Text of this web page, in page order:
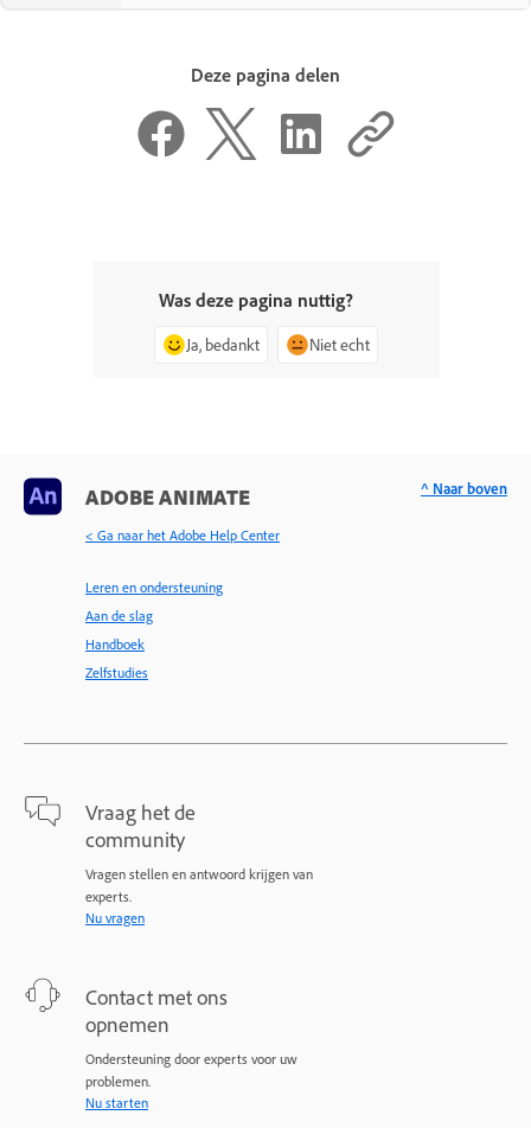
Deze pagina delen
Was deze pagina nuttig?
Ja, bedankt Niet echt
ADOBE ANIMATE
< Ga naar het Adobe Help Center
Leren en ondersteuning
Aan de slag
Handboek
Zelfstudies
Vraag het de
community
Vragen stellen en antwoord krijgen van
experts.
Nu vragen
Contact met ons
opnemen
Ondersteuning door experts voor uw
problemen.
Nu starten
^ Naar boven